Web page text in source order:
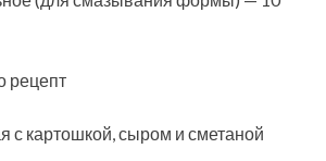
рецепт
с картошкой, сыром и сметаной